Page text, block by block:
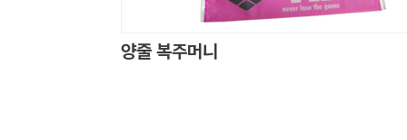
양줄 복주머니